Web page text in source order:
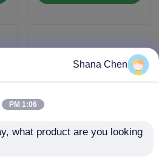
کنترل کیفیت
با ما تماس بگیرید
درخواست نقل قول
Shana Chen
1:06 PM
what product are you looking